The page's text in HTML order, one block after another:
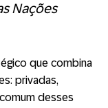
Nações
que combina
privadas,
desses